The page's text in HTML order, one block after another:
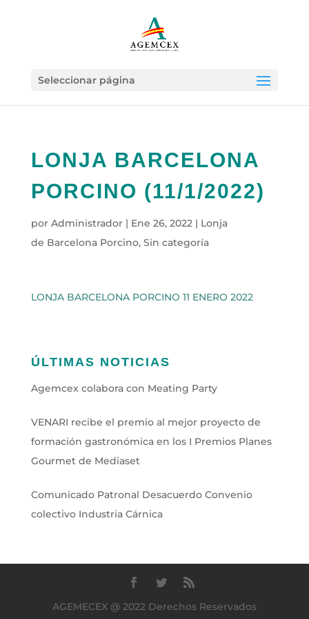
Seleccionar página
LONJA BARCELONA
PORCINO (11/1/2022)
por Administrador| Ene 26, 2022| Lonja
de Barcelona Porcino, Sin categoría
LONJA BARCELONA PORCINO 11 ENERO 2022
ÚLTIMAS NOTICIAS
Agemcex colabora con Meating Party
VENARI recibe el premio al mejor proyecto de
formación gastronómica en los I Premios Planes
Gourmet de Mediaset
Comunicado Patronal Desacuerdo Convenio
colectivo Industria Cárnica
AGEMECEX @ 2022 Derechos Reservados